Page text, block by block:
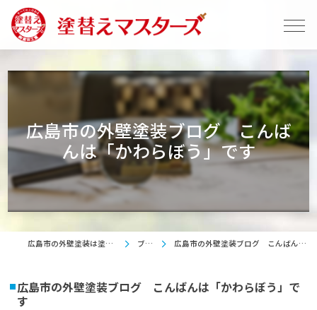
広島市の外壁塗装ブログ こんば
んは「かわらぼう」です
広島市の外壁塗装は塗替えマスターズ ブログ 広島市の外壁塗装ブログ こんばんは「かわらぼう」です
広島市の外壁塗装ブログ こんばんは「かわらぼう」で
す